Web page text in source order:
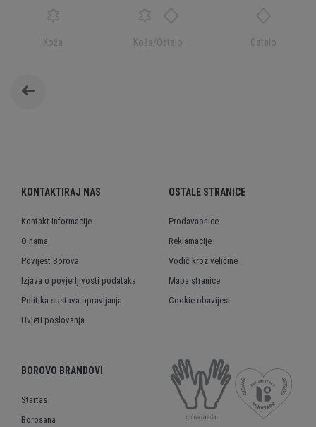
Koža Koža/Ostalo Ostalo
KONTAKTIRAJ NAS
Kontakt informacije
O nama
Povijest Borova
Izjava o povjerljivosti podataka
Politika sustava upravljanja
Uvjeti poslovanja
OSTALE STRANICE
Prodavaonice
Reklamacije
Vodič kroz veličine
Mapa stranice
Cookie obavijest
BOROVO BRANDOVI
Startas
Borosana